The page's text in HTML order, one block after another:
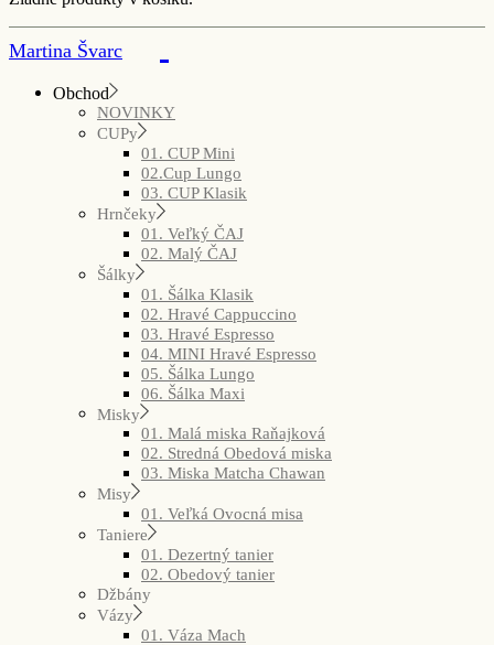
Martina Švarc
Obchod
NOVINKY
CUPy
01. CUP Mini
02.Cup Lungo
03. CUP Klasik
Hrnčeky
01. Veľký ČAJ
02. Malý ČAJ
Šálky
01. Šálka Klasik
02. Hravé Cappuccino
03. Hravé Espresso
04. MINI Hravé Espresso
05. Šálka Lungo
06. Šálka Maxi
Misky
01. Malá miska Raňajková
02. Stredná Obedová miska
03. Miska Matcha Chawan
Misy
01. Veľká Ovocná misa
Taniere
01. Dezertný tanier
02. Obedový tanier
Džbány
Vázy
01. Váza Mach